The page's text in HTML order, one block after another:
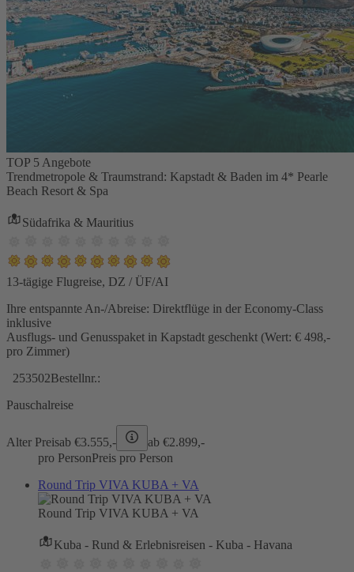
TOP 5 Angebote
Trendmetropole & Traumstrand: Kapstadt & Baden im 4* Pearle
Beach Resort & Spa
Südafrika & Mauritius
13-tägige Flugreise, DZ / ÜF/AI
Ihre entspannte An-/Abreise: Direktflüge in der Economy-Class
inklusive
Ausflugs- und Genusspaket in Kapstadt geschenkt (Wert: € 498,-
pro Zimmer)
253502Bestellnr.:
Pauschalreise
Alter Preisab €3.555,- ab €2.899,-
pro PersonPreis pro Person
Round Trip VIVA KUBA + VA
Round Trip VIVA KUBA + VA
Kuba - Rund & Erlebnisreisen - Kuba - Havana